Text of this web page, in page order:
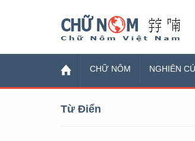
CHỮ NÔM NGHIÊN
Từ Điển